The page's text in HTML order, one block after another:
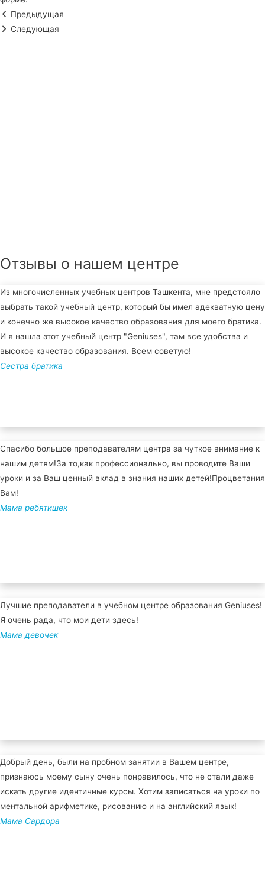
Предыдущая
Следующая
Отзывы о нашем центре
Из многочисленных учебных центров Ташкента, мне предстояло
выбрать такой учебный центр, который бы имел адекватную цену
и конечно же высокое качество образования для моего братика.
И я нашла этот учебный центр "Geniuses", там все удобства и
высокое качество образования. Всем советую!
Сестра братика
Спасибо большое преподавателям центра за чуткое внимание к
нашим детям!За то,как профессионально, вы проводите Ваши
уроки и за Ваш ценный вклад в знания наших детей!Процветания
Вам!
Мама ребятишек
Лучшие преподаватели в учебном центре образования Geniuses!
Я очень рада, что мои дети здесь!
Мама девочек
Добрый день, были на пробном занятии в Вашем центре,
признаюсь моему сыну очень понравилось, что не стали даже
искать другие идентичные курсы. Хотим записаться на уроки по
ментальной арифметике, рисованию и на английский язык!
Мама Сардора